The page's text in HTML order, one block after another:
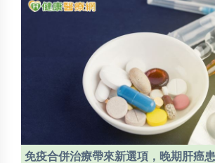
免疫合併治療帶來新選項，晚期肝癌